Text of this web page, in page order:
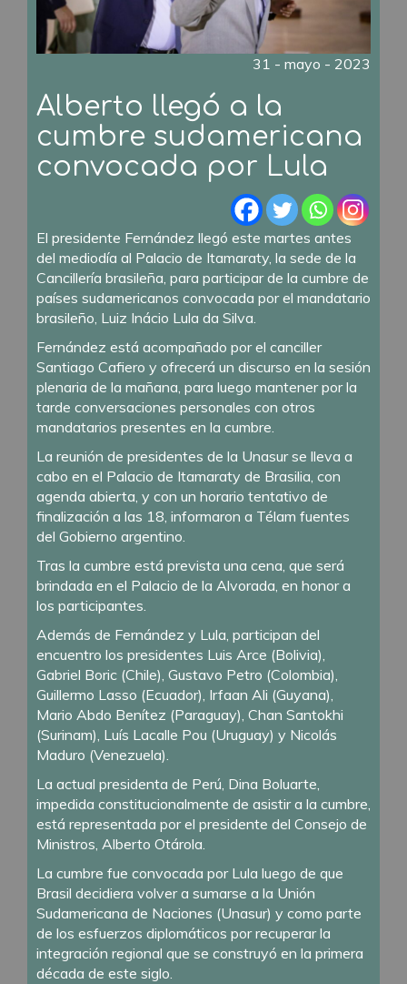
31 - mayo - 2023
Alberto llegó a la
cumbre sudamericana
convocada por Lula
El presidente Fernández llegó este martes antes
del mediodía al Palacio de Itamaraty, la sede de la
Cancillería brasileña, para participar de la cumbre de
países sudamericanos convocada por el mandatario
brasileño, Luiz Inácio Lula da Silva.
Fernández está acompañado por el canciller
Santiago Cafiero y ofrecerá un discurso en la sesión
plenaria de la mañana, para luego mantener por la
tarde conversaciones personales con otros
mandatarios presentes en la cumbre.
La reunión de presidentes de la Unasur se lleva a
cabo en el Palacio de Itamaraty de Brasilia, con
agenda abierta, y con un horario tentativo de
finalización a las 18, informaron a Télam fuentes
del Gobierno argentino.
Tras la cumbre está prevista una cena, que será
brindada en el Palacio de la Alvorada, en honor a
los participantes.
Además de Fernández y Lula, participan del
encuentro los presidentes Luis Arce (Bolivia),
Gabriel Boric (Chile), Gustavo Petro (Colombia),
Guillermo Lasso (Ecuador), Irfaan Ali (Guyana),
Mario Abdo Benítez (Paraguay), Chan Santokhi
(Surinam), Luís Lacalle Pou (Uruguay) y Nicolás
Maduro (Venezuela).
La actual presidenta de Perú, Dina Boluarte,
impedida constitucionalmente de asistir a la cumbre,
está representada por el presidente del Consejo de
Ministros, Alberto Otárola.
La cumbre fue convocada por Lula luego de que
Brasil decidiera volver a sumarse a la Unión
Sudamericana de Naciones (Unasur) y como parte
de los esfuerzos diplomáticos por recuperar la
integración regional que se construyó en la primera
década de este siglo.